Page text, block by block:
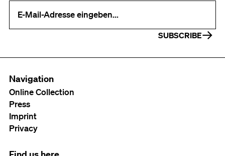
SUBSCRIBE
Navigation
Online Collection
Press
Imprint
Privacy